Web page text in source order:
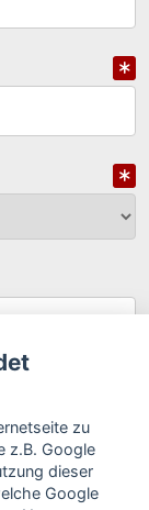
zu
z.B. Google
dieser
Google